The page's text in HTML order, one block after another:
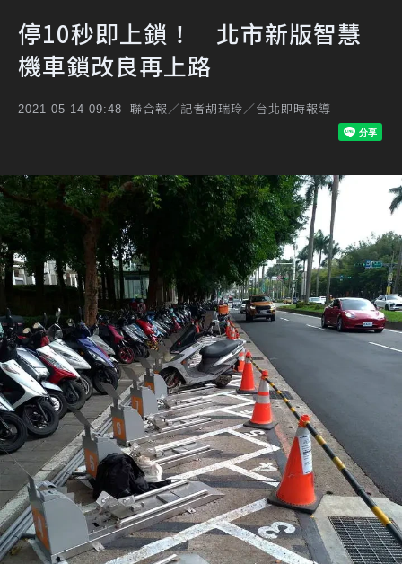
停10秒即上鎖！ 北市新版智慧
機車鎖改良再上路
2021-05-14 09:48 聯合報／記者胡瑞玲／台北即時報導